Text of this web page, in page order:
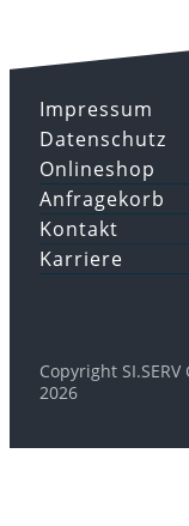
Impressum
Datenschutz
Onlineshop
Anfragekorb
Kontakt
Karriere
Copyright
2026